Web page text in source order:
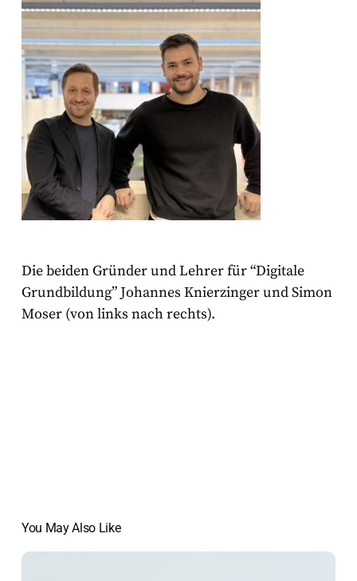
Die beiden Gründer und Lehrer für “Digitale
Grundbildung” Johannes Knierzinger und Simon
Moser (von links nach rechts).
You May Also Like
Fehlende